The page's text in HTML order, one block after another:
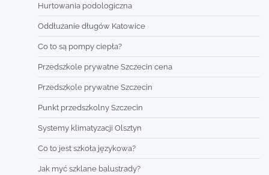
Hurtowania podologiczna
Oddłużanie długów Katowice
Co to są pompy ciepła?
Przedszkole prywatne Szczecin cena
Przedszkole prywatne Szczecin
Punkt przedszkolny Szczecin
Systemy klimatyzacji Olsztyn
Co to jest szkoła językowa?
Jak myć szklane balustrady?